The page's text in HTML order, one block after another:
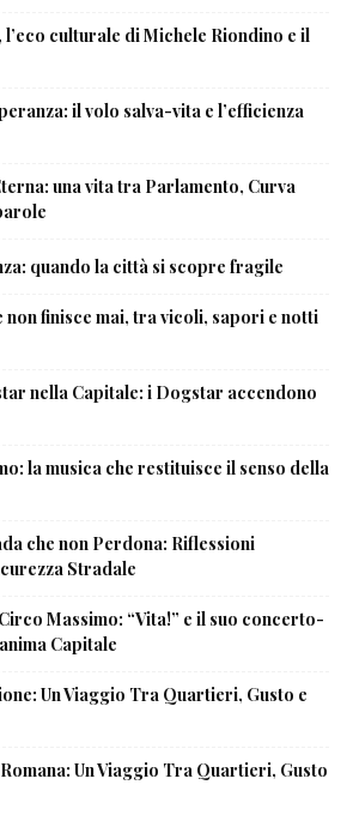
l’eco culturale di Michele Riondino e il
il volo salva-vita e l’efficienza
una vita tra Parlamento, Curva
quando la città si scopre fragile
non finisce mai, tra vicoli, sapori e notti
nella Capitale: i Dogstar accendono
la musica che restituisce il senso della
che non Perdona: Riflessioni
Stradale
Massimo: “Vita!” e il suo concerto-
Capitale
Un Viaggio Tra Quartieri, Gusto e
Un Viaggio Tra Quartieri, Gusto